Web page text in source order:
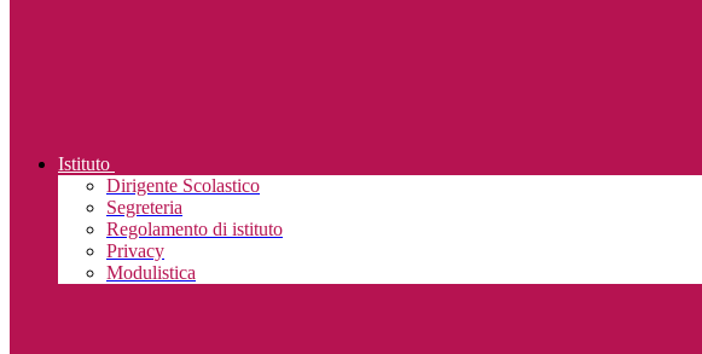
Istituto
Dirigente Scolastico
Segreteria
Regolamento di istituto
Privacy
Modulistica